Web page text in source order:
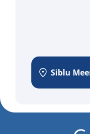
Siblu